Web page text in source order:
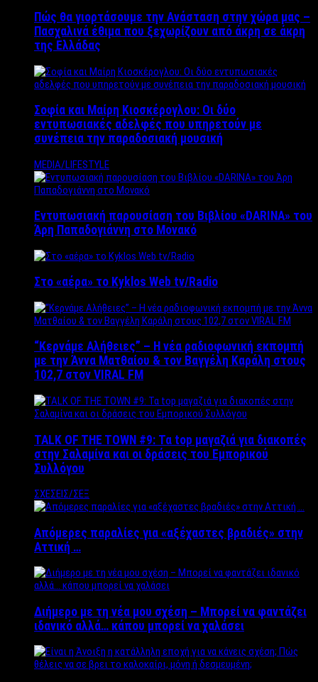
Πώς θα γιορτάσουμε την Ανάσταση στην χώρα μας –
Πασχαλινά έθιμα που ξεχωρίζουν από άκρη σε άκρη
της Ελλάδας
Σοφία και Μαίρη Κιοσκέρογλου: Οι δύο
εντυπωσιακές αδελφές που υπηρετούν με
συνέπεια την παραδοσιακή μουσική
MEDIA/LIFESTYLE
Εντυπωσιακή παρουσίαση του Βιβλίου «DARINA» του
Άρη Παπαδογιάννη στο Μονακό
Στο «αέρα» το Kyklos Web tv/Radio
“Kερνάμε Αλήθειες” – Η νέα ραδιοφωνική εκπομπή
με την Άννα Ματθαίου & τον Βαγγέλη Καράλη στους
102,7 στον VIRAL FM
TALK OF THE TOWN #9: Τα top μαγαζιά για διακοπές
στην Σαλαμίνα και οι δράσεις του Εμπορικού
Συλλόγου
ΣΧΕΣΕΙΣ/ΣΕΞ
Απόμερες παραλίες για «αξέχαστες βραδιές» στην
Αττική …
Διήμερο με τη νέα μου σχέση – Μπορεί να φαντάζει
ιδανικό αλλά… κάπου μπορεί να χαλάσει